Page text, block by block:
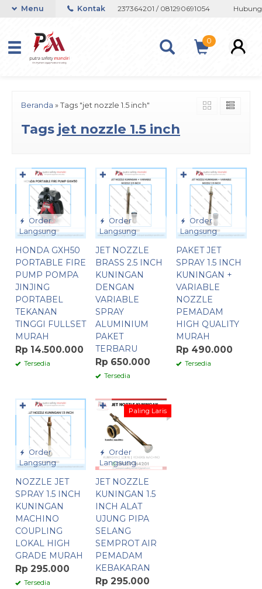
082133767508 / 081237364201 / 081290691054
Menu Kontak
0
Beranda » Tags "jet nozzle 1.5 inch"
Tags jet nozzle 1.5 inch
Order
Langsung
HONDA GXH50
PORTABLE FIRE
PUMP POMPA
JINJING
PORTABEL
TEKANAN
TINGGI FULLSET
MURAH
Rp 14.500.000
Tersedia
✚
Order
Langsung
JET NOZZLE
BRASS 2.5 INCH
KUNINGAN
DENGAN
VARIABLE
SPRAY
ALUMINIUM
PAKET
TERBARU
Rp 650.000
Tersedia
✚
Order
Langsung
PAKET JET
SPRAY 1.5 INCH
KUNINGAN +
VARIABLE
NOZZLE
PEMADAM
HIGH QUALITY
MURAH
Rp 490.000
Tersedia
✚
Order
Langsung
NOZZLE JET
SPRAY 1.5 INCH
KUNINGAN
MACHINO
COUPLING
LOKAL HIGH
GRADE MURAH
Rp 295.000
Tersedia
✚
Order
Langsung
Paling Laris
JET NOZZLE
KUNINGAN 1.5
INCH ALAT
UJUNG PIPA
SELANG
SEMPROT AIR
PEMADAM
KEBAKARAN
Rp 295.000
✚